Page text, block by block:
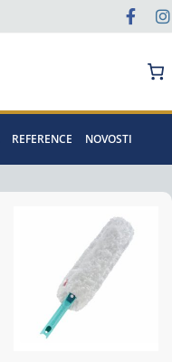
REFERENCE NOVOSTI